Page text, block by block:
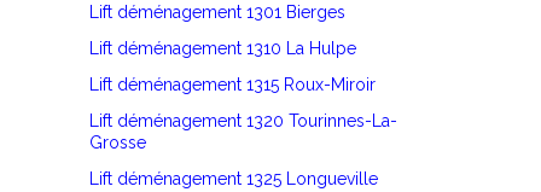
Lift déménagement 1301 Bierges
Lift déménagement 1310 La Hulpe
Lift déménagement 1315 Roux-Miroir
Lift déménagement 1320 Tourinnes-La-
Grosse
Lift déménagement 1325 Longueville